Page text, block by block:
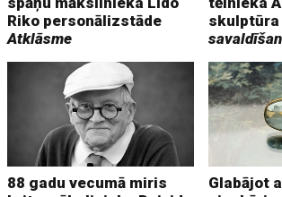
Riko personālizstāde
Atklāsme
88 gadu vecumā miris
Glabājot